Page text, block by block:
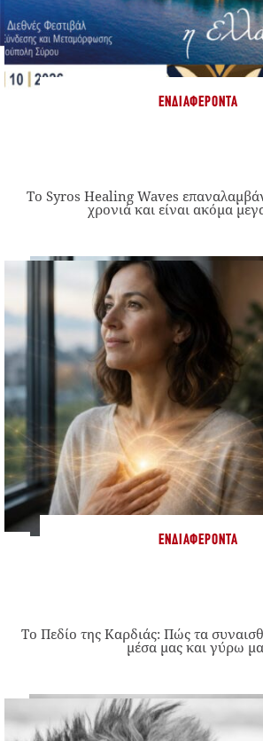
ΕΝΔΙΑΦΈΡΟΝΤΑ
Το Syros Healing Waves
χρονιά και είναι ακόμα
ΕΝΔΙΑΦΈΡΟΝΤΑ
Το Πεδίο της Καρδιάς: Πώς τα
μέσα μας και γύρω